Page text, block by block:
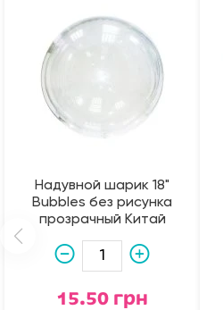
Надувной шарик 18"
Bubbles без рисунка
прозрачный Китай
15.50 грн